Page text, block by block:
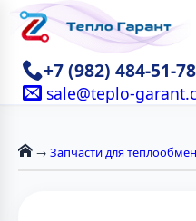
+7 (982) 484-51-78
sale@teplo-
→ Запчасти для